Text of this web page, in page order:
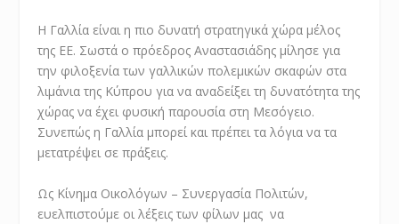
Η Γαλλία είναι η πιο δυνατή στρατηγικά χώρα μέλος
της ΕΕ. Σωστά ο πρόεδρος Αναστασιάδης μίλησε για
την φιλοξενία των γαλλικών πολεμικών σκαφών στα
λιμάνια της Κύπρου για να αναδείξει τη δυνατότητα της
χώρας να έχει φυσική παρουσία στη Μεσόγειο.
Συνεπώς η Γαλλία μπορεί και πρέπει τα λόγια να τα
μετατρέψει σε πράξεις.
Ως Κίνημα Οικολόγων – Συνεργασία Πολιτών,
ευελπιστούμε οι λέξεις των φίλων μας να